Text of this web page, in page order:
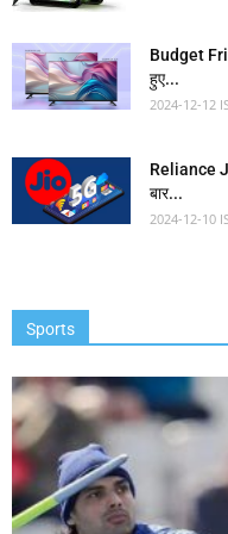
Budget
हुए...
2024-12-12
Reliance
बार...
2024-12-10
Sports